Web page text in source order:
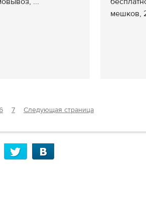
мешков,
7 Следующая страница